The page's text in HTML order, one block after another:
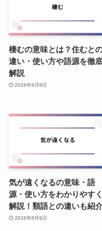
棲むの意味とは？住むと
違い・使い方や語源を徹
解説
2026年8月9日
気が遠くなるの意味・語
源・使い方をわかりやすく
解説！類語との違いも紹
2026年8月9日